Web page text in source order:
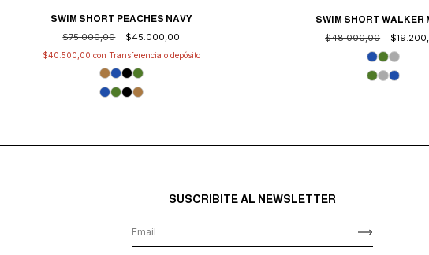
SWIM SHORT PEACHES NAVY
$75.000,00
$45.000,00
$40.500,00 con Transferencia o depósito
SWIM SHORT WALKER
$48.000,00
SUSCRIBITE AL NEWSLETTER